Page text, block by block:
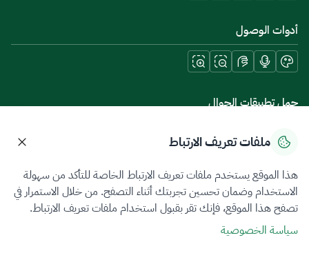
أدوات الوصول
حمل تطبيقات الجوال
سياسة الخصوصيةشروط الاستخدامخريطة الموقع
جميع الحقوق محفوظة 2026 © ZATCA.GOV.SA
تم تطويره وصيانته بواسطة هيئة الزكاة والضريبة والجمارك
ملفات تعريف الارتباط
هذا الموقع يستخدم ملفات تعريف الارتباط الخاصة للتأكد من سهولة
الاستخدام وضمان تحسين تجربتك أثناء التصفح. من خلال الاستمرار في
تصفح هذا الموقع، فإنك تقر بقبول استخدام ملفات تعريف الارتباط.
سياسة الخصوصية